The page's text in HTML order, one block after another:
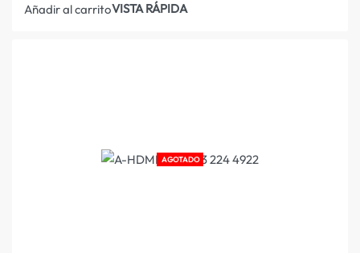
Añadir al carritoVISTA RÁPIDA
AGOTADO